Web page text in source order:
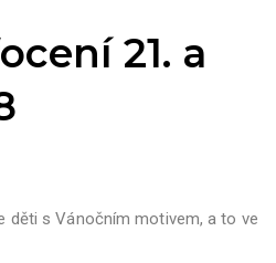
21. a
děti s Vánočním motivem, a to ve